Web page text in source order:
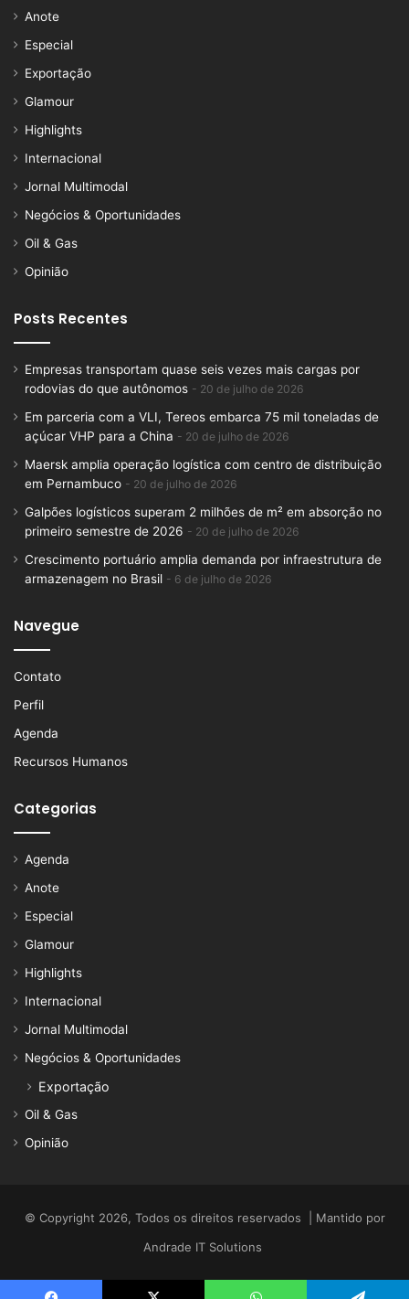
Anote
Especial
Exportação
Glamour
Highlights
Internacional
Jornal Multimodal
Negócios & Oportunidades
Oil & Gas
Opinião
Posts Recentes
Empresas transportam quase seis vezes mais cargas por
rodovias do que autônomos
20 de julho de 2026
Em parceria com a VLI, Tereos embarca 75 mil toneladas de
açúcar VHP para a China
20 de julho de 2026
Maersk amplia operação logística com centro de distribuição
em Pernambuco
20 de julho de 2026
Galpões logísticos superam 2 milhões de m² em absorção no
primeiro semestre de 2026
20 de julho de 2026
Crescimento portuário amplia demanda por infraestrutura de
armazenagem no Brasil
6 de julho de 2026
Navegue
Contato
Perfil
Agenda
Recursos Humanos
Categorias
Agenda
Anote
Especial
Glamour
Highlights
Internacional
Jornal Multimodal
Negócios & Oportunidades
Exportação
Oil & Gas
Opinião
© Copyright 2026, Todos os direitos reservados | Mantido por
Andrade IT Solutions